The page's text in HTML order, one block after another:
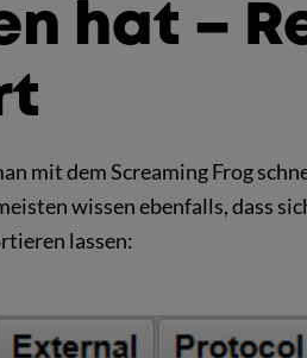
hat –
mit dem Screaming Frog
wissen ebenfalls, dass
lassen: